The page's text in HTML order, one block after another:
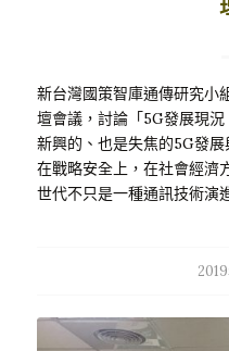
新台灣國策智庫通傳研究小
壇會議，討論「5G發展現
新興的、也是失焦的5G發
在戰略安全上，在社會經濟
世代不只是一種通訊技術演
一些國家投入人才與研發競
角色(minor…